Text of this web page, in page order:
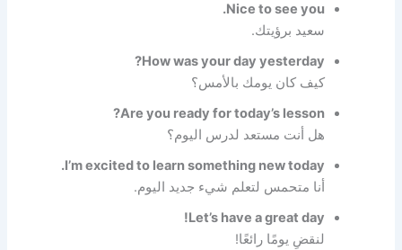
Nice to see you.
سعيد برؤيتك.
How was your day yesterday?
كيف كان يومك بالأمس؟
Are you ready for today’s lesson?
هل أنت مستعد لدرس اليوم؟
I’m excited to learn something new today.
أنا متحمس لتعلم شيء جديد اليوم.
Let’s have a great day!
لنقضِ يومًا رائعًا!